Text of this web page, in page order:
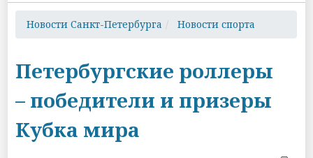
Новости Санкт-Петербурга Новости спорта
Петербургские роллеры
– победители и призеры
Кубка мира